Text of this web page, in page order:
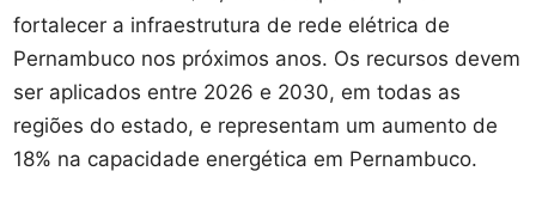
fortalecer a infraestrutura de rede elétrica de
Pernambuco nos próximos anos. Os recursos devem
ser aplicados entre 2026 e 2030, em todas as
regiões do estado, e representam um aumento de
18% na capacidade energética em Pernambuco.